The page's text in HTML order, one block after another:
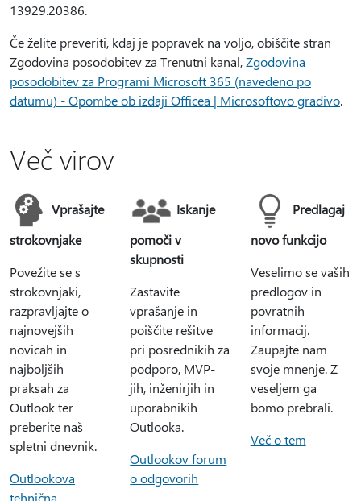
13929.20386.
Če želite preveriti, kdaj je popravek na voljo, obiščite stran
Zgodovina posodobitev za Trenutni kanal,Zgodovina
posodobitev za Programi Microsoft 365 (navedeno po
datumu) - Opombe ob izdaji Officea | Microsoftovo gradivo.
Več virov
Vprašajte
strokovnjake
Povežite se s
strokovnjaki,
razpravljajte o
najnovejših
novicah in
najboljših
praksah za
Outlook ter
preberite naš
spletni dnevnik.
Outlookova
tehnična
Iskanje
pomoči v
skupnosti
Zastavite
vprašanje in
poiščite rešitve
pri posrednikih za
podporo, MVP-
jih, inženirjih in
uporabnikih
Outlooka.
Outlookov forum
o odgovorih
Predlagaj
novo funkcijo
Veselimo se vaših
predlogov in
povratnih
informacij.
Zaupajte nam
svoje mnenje. Z
veseljem ga
bomo prebrali.
Več o tem